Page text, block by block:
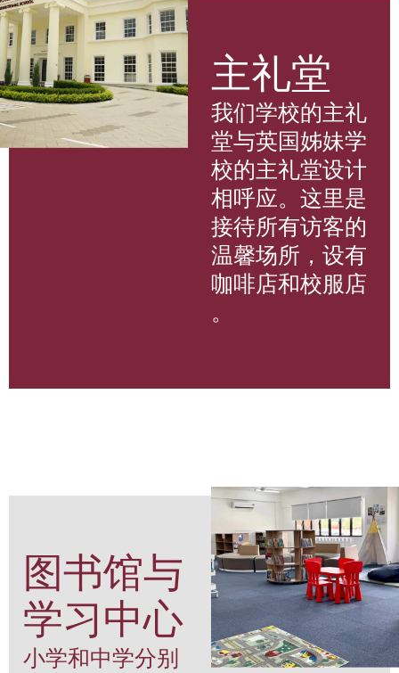
主礼堂
我们学校的主礼
堂与英国姊妹学
校的主礼堂设计
相呼应。这里是
接待所有访客的
温馨场所，设有
咖啡店和校服店
。
图书馆与
学习中心
小学和中学分别